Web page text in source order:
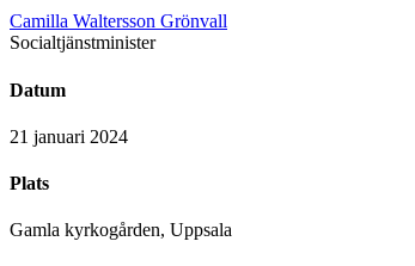
Camilla Waltersson Grönvall
Socialtjänstminister
Datum
21 januari 2024
Plats
Gamla kyrkogården, Uppsala